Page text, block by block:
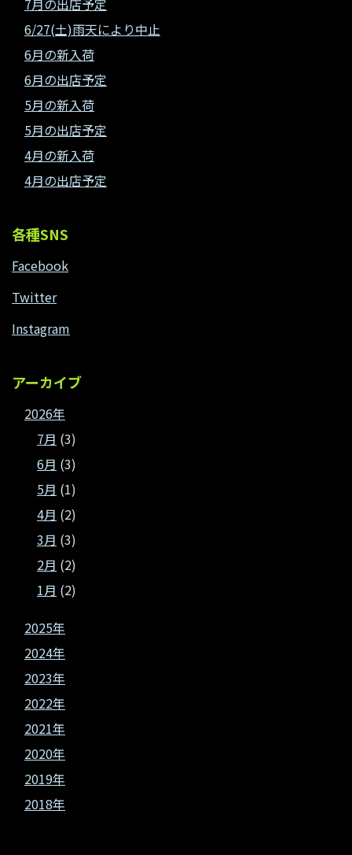
7月の出店予定
6/27(土)雨天により中止
6月の新入荷
6月の出店予定
5月の新入荷
5月の出店予定
4月の新入荷
4月の出店予定
各種SNS
Facebook
Twitter
Instagram
アーカイブ
2026年
7月 (3)
6月 (3)
5月 (1)
4月 (2)
3月 (3)
2月 (2)
1月 (2)
2025年
2024年
2023年
2022年
2021年
2020年
2019年
2018年